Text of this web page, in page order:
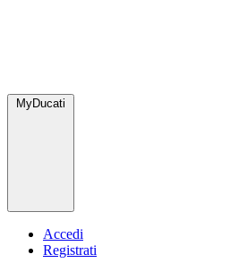
MyDucati
Accedi
Registrati